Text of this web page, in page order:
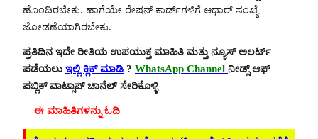
ಹೊಂದಿರಬೇಕು. ಹಾಗೆಯೇ ರೇಷನ್ ಕಾರ್ಡ್‍ಗಳಿಗೆ ಆಧಾರ್ ಸಂಖ್ಯೆ
ಜೋಡಣೆಯಾಗಿರಬೇಕು.
ಪ್ರತಿದಿನ ಇದೇ ರೀತಿಯ ಉಪಯುಕ್ತ ಮಾಹಿತಿ ಮತ್ತು ನ್ಯೂಸ್ ಅಲರ್ಟ್
ಪಡೆಯಲು ಇಲ್ಲಿ ಕ್ಲಿಕ್ ಮಾಡಿ ? WhatsApp Channel ನೀಡ್ಸ್ ಆಫ್
ಪಬ್ಲಿಕ್ ವಾಟ್ಸಾಪ್ ಚಾನೆಲ್ ಸೇರಿಕೊಳ್ಳಿ
ಈ ಮಾಹಿತಿಗಳನ್ನು ಓದಿ